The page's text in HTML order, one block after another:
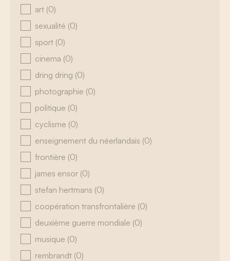
art (0)
sexualité (0)
sport (0)
cinema (0)
dring dring (0)
photographie (0)
politique (0)
cyclisme (0)
enseignement du néerlandais (0)
frontière (0)
james ensor (0)
stefan hertmans (0)
coopération transfrontalière (0)
deuxième guerre mondiale (0)
musique (0)
rembrandt (0)